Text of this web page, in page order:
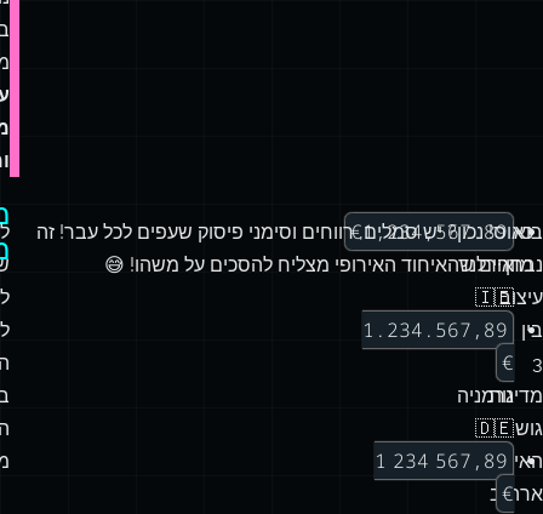
בואו
נבחן
עיצוב
בין
3
מדינות
גוש
האירו,
ארה”ב
€1,234,567.89
אירלנד
🇮🇪
1.234.567,89
€
גרמניה
🇩🇪
1 234 567,89
€
כאוס! נכון? יש סמלים, רווחים וסימני פיסוק שעפים לכל עבר! זה
מדהים שהאיחוד האירופי מצליח להסכים על משהו! 😅